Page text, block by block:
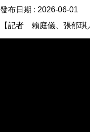
發布日期 : 2026-06-01
【記者 賴庭儀、張郁琪